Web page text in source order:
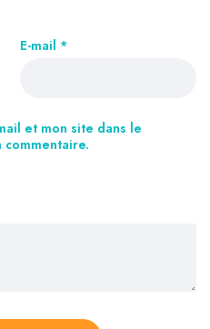
E-mail *
et mon site dans le